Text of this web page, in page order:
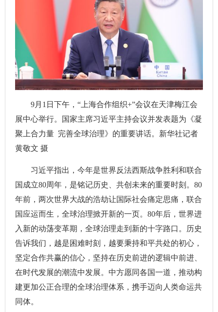
9月1日下午，“上海合作组织+”会议在天津梅江会
展中心举行。国家主席习近平主持会议并发表题为《凝
聚上合力量 完善全球治理》的重要讲话。新华社记者
黄敬文 摄
习近平指出，今年是世界反法西斯战争胜利和联合
国成立80周年，是铭记历史、共创未来的重要时刻。80
年前，两次世界大战的浩劫让国际社会痛定思痛，联合
国应运而生，全球治理掀开新的一页。80年后，世界进
入新的动荡变革期，全球治理走到新的十字路口。历史
告诉我们，越是困难时刻，越要秉持和平共处的初心，
坚定合作共赢的信心，坚持在历史前进的逻辑中前进、
在时代发展的潮流中发展。中方愿同各国一道，推动构
建更加公正合理的全球治理体系，携手迈向人类命运共
同体。